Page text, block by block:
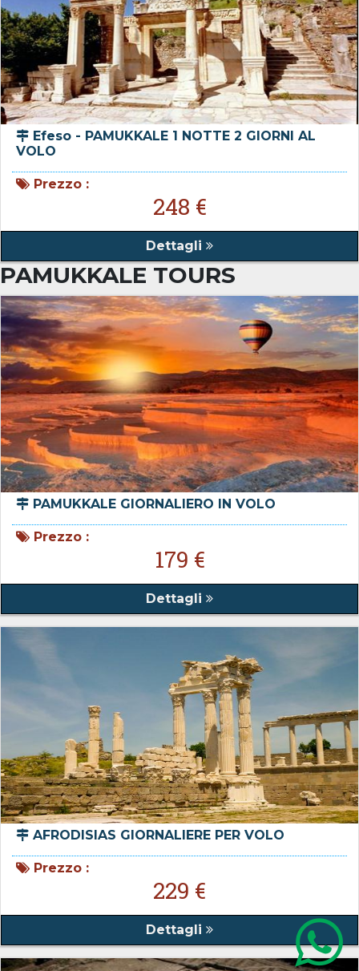
Efeso - PAMUKKALE 1 NOTTE 2 GIORNI AL
VOLO
Prezzo :
248 €
Dettagli
PAMUKKALE TOURS
PAMUKKALE GIORNALIERO IN VOLO
Prezzo :
179 €
Dettagli
AFRODISIAS GIORNALIERE PER VOLO
Prezzo :
229 €
Dettagli